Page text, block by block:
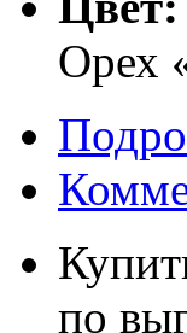
Орех
по